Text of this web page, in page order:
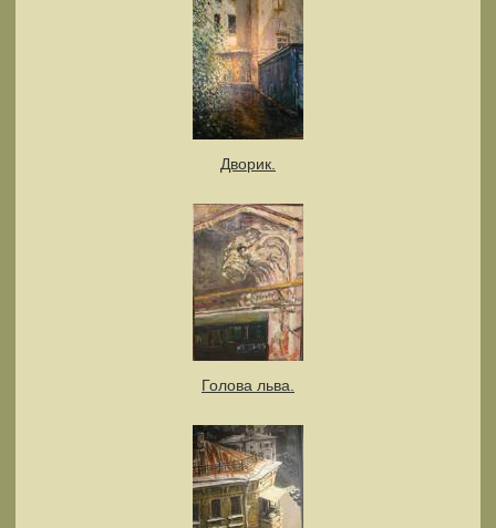
Дворик.
Голова льва.